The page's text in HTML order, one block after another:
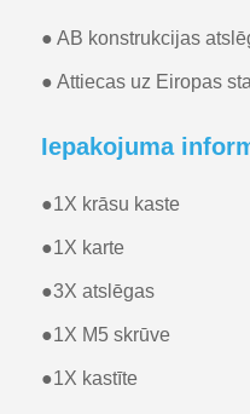
● AB konstrukcijas
● Attiecas uz Eiropas
Iepakojuma
●1X krāsu kaste
●1X karte
●3X atslēgas
●1X M5 skrūve
●1X kastīte